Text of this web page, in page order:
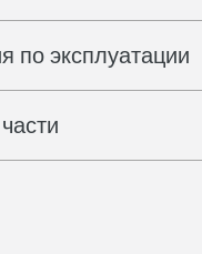
по эксплуатации